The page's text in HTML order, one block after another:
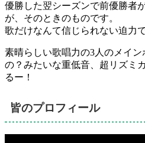
優勝した翌シーズンで前優勝者
が、そのときのものです。
歌だけなんて信じられない迫力
素晴らしい歌唱力の3人のメイ
の？みたいな重低音、超リズミ
るー！
皆のプロフィール